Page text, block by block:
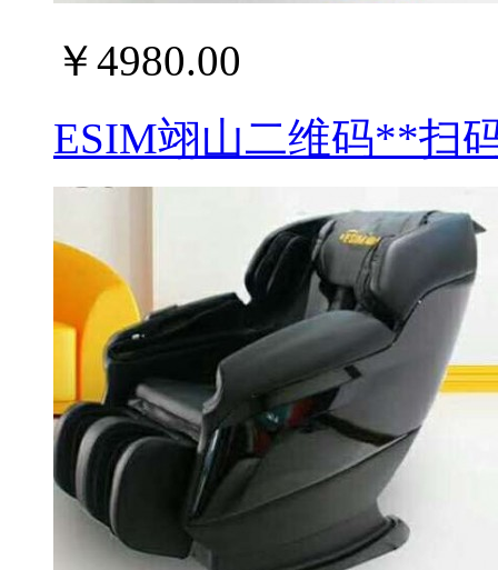
￥4980.00
ESIM翊山二维码**扫